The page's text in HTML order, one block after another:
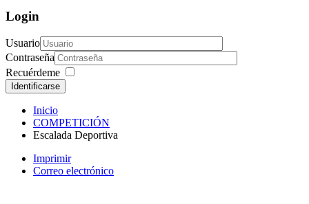
Login
Usuario
Contraseña
Recuérdeme
Identificarse
Inicio
COMPETICIÓN
Escalada Deportiva
Imprimir
Correo electrónico